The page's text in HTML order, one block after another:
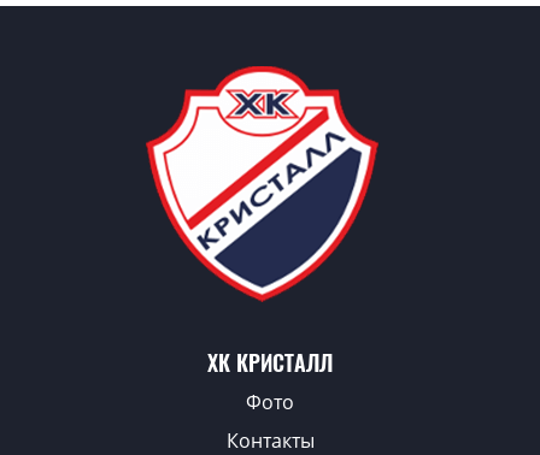
ХК КРИСТАЛЛ
Фото
Контакты